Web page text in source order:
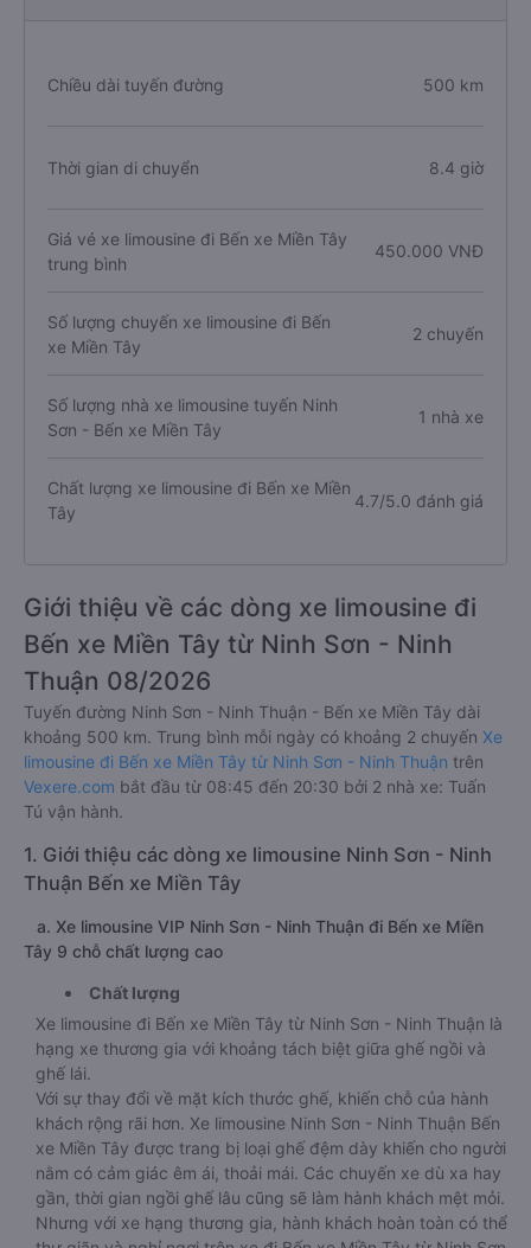
Chiều dài tuyến đường 500 km
Thời gian di chuyển 8.4 giờ
Giá vé xe limousine đi Bến xe Miền Tây
trung bình
450.000 VNĐ
Số lượng chuyến xe limousine đi Bến
xe Miền Tây
2 chuyến
Số lượng nhà xe limousine tuyến Ninh
Sơn - Bến xe Miền Tây
1 nhà xe
Chất lượng xe limousine đi Bến xe Miền
Tây
4.7/5.0 đánh giá
Giới thiệu về các dòng xe limousine đi
Bến xe Miền Tây từ Ninh Sơn - Ninh
Thuận 08/2026
Tuyến đường Ninh Sơn - Ninh Thuận - Bến xe Miền Tây dài
khoảng 500 km. Trung bình mỗi ngày có khoảng 2 chuyến Xe
limousine đi Bến xe Miền Tây từ Ninh Sơn - Ninh Thuận trên
Vexere.com bắt đầu từ 08:45 đến 20:30 bởi 2 nhà xe: Tuấn
Tú vận hành.
1. Giới thiệu các dòng xe limousine Ninh Sơn - Ninh
Thuận Bến xe Miền Tây
a. Xe limousine VIP Ninh Sơn - Ninh Thuận đi Bến xe Miền
Tây 9 chỗ chất lượng cao
Chất lượng
Xe limousine đi Bến xe Miền Tây từ Ninh Sơn - Ninh Thuận là
hạng xe thương gia với khoảng tách biệt giữa ghế ngồi và
ghế lái.
Với sự thay đổi về mặt kích thước ghế, khiến chỗ của hành
khách rộng rãi hơn. Xe limousine Ninh Sơn - Ninh Thuận Bến
xe Miền Tây được trang bị loại ghế đệm dày khiến cho người
nằm có cảm giác êm ái, thoải mái. Các chuyến xe dù xa hay
gần, thời gian ngồi ghế lâu cũng sẽ làm hành khách mệt mỏi.
Nhưng với xe hạng thương gia, hành khách hoàn toàn có thể